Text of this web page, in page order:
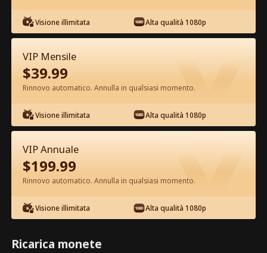
Episodio 63 - Mi Rifiuto di Essere
l'Erede Film completo
1-50 51-80 Tutti gli episodi
63 64 66
Visione illimitata Alta qualità 1080p
VIP Mensile
$39.99
Rinnovo automatico. Annulla in qualsiasi momento.
Visione illimitata Alta qualità 1080p
VIP Annuale
$199.99
Rinnovo automatico. Annulla in qualsiasi momento.
Visione illimitata Alta qualità 1080p
Ricarica monete